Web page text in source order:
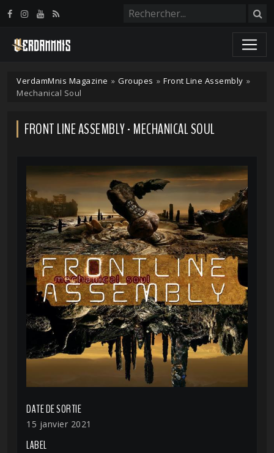
VerdamMnis Magazine » Groupes » Front Line Assembly »
Mechanical Soul
FRONT LINE ASSEMBLY - MECHANICAL SOUL
DATE DE SORTIE
15 janvier 2021
LABEL
Panneau de gestion des cookies